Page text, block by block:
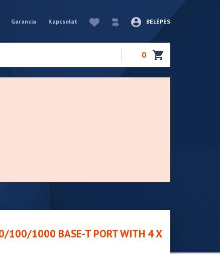
Garancia Kapcsolat BELÉPÉS
0
100/1000 BASE-T PORT WITH 4 X